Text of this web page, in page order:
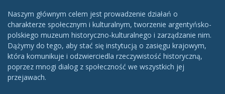
Naszym głównym celem jest prowadzenie działań o
charakterze społecznym i kulturalnym, tworzenie argentyńsko-
polskiego muzeum historyczno-kulturalnego i zarządzanie nim.
Dążymy do tego, aby stać się instytucją o zasięgu krajowym,
która komunikuje i odzwierciedla rzeczywistość historyczną,
poprzez mnogi dialog z społeczność we wszystkich jej
przejawach.